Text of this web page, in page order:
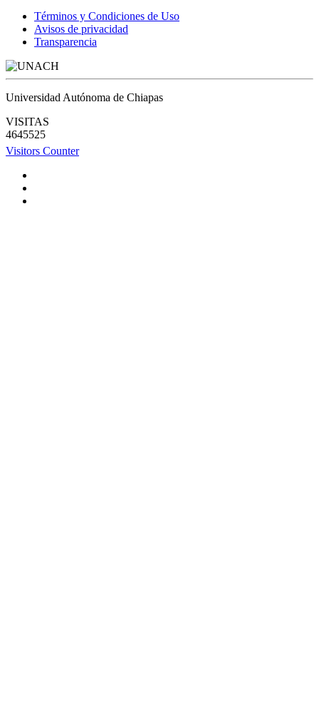
Términos y Condiciones de Uso
Avisos de privacidad
Transparencia
Universidad Autónoma de Chiapas
VISITAS
4645525
Visitors Counter